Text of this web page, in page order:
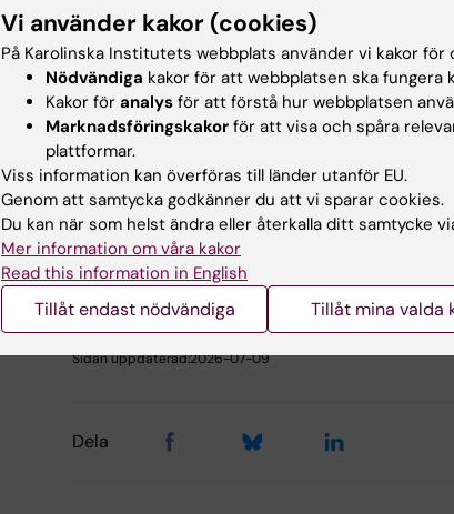
Solmaz Yazdani. Foto: Filip
Mestanov
hon att
sjukdomar
samtidigt som
kunskaper
Hade du nytta av informationen på denna
Juliette Foucher
Redaktör:Nilla Karlsson
Sidan uppdaterad:2026-07-09
Dela
Vi använder kakor (cookies)
På Karolinska Institutets webbplats använder vi kakor för
Nödvändiga kakor för att webbplatsen ska fungera
Kakor för analys för att förstå hur webbplatsen
Marknadsföringskakor för att visa och spåra
plattformar.
Viss information kan överföras till länder utanför EU.
Genom att samtycka godkänner du att vi sparar cookies.
Du kan när som helst ändra eller återkalla ditt samtycke
Mer information om våra kakor
Read this information in English
Tillåt endast nödvändiga Tillåt mina valda